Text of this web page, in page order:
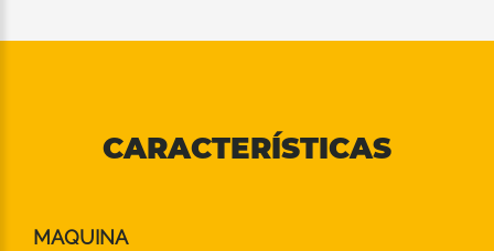
CARACTERÍSTICAS
MAQUINA